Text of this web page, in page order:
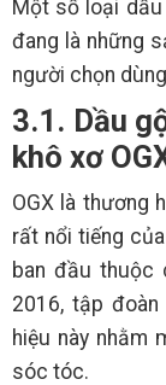
Một số loại
đang là những
người chọn
3.1. Dầu
khô xơ
OGX là thương
rất nổi tiếng
ban đầu thuộc
2016, tập
hiệu này nhằm
sóc tóc.